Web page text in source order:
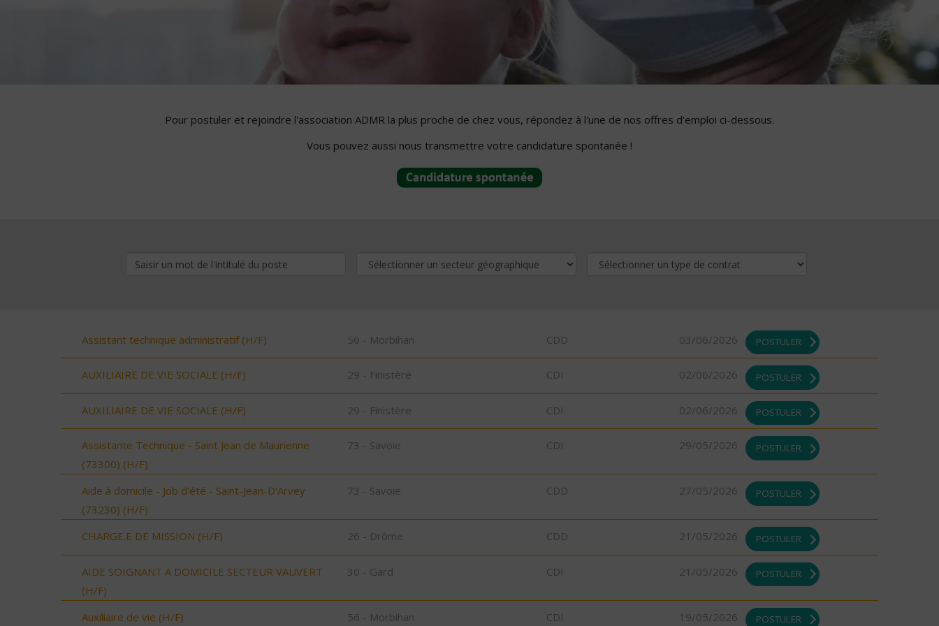
Pour postuler et rejoindre l'association ADMR la plus proche de chez vous, répondez à l'une de nos offres d'emploi ci-dessous.
Vous pouvez aussi nous transmettre votre candidature spontanée !
Assistant technique administratif (H/F) 56 - Morbihan CDD 03/06/2026 POSTULER
AUXILIAIRE DE VIE SOCIALE (H/F) 29 - Finistère CDI 02/06/2026 POSTULER
AUXILIAIRE DE VIE SOCIALE (H/F) 29 - Finistère CDI 02/06/2026 POSTULER
Assistante Technique - Saint Jean de Maurienne
(73300) (H/F)
73 - Savoie CDI 29/05/2026 POSTULER
Aide à domicile - Job d'été - Saint-Jean-D'Arvey
(73230) (H/F)
73 - Savoie CDD 27/05/2026 POSTULER
CHARGE.E DE MISSION (H/F) 26 - Drôme CDD 21/05/2026 POSTULER
AIDE SOIGNANT A DOMICILE SECTEUR VAUVERT
(H/F)
30 - Gard CDI 21/05/2026 POSTULER
Auxiliaire de vie (H/F) 56 - Morbihan CDI 19/05/2026 POSTULER